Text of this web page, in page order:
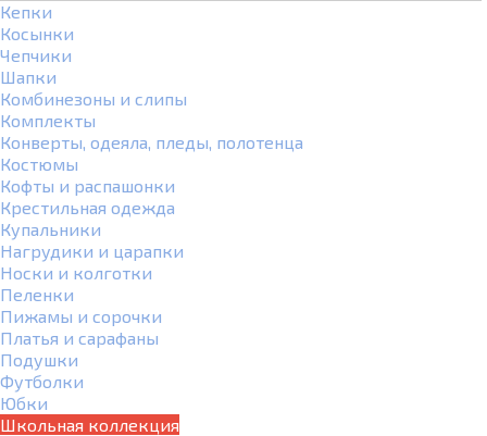
Кепки
Косынки
Чепчики
Шапки
Комбинезоны и слипы
Комплекты
Конверты, одеяла, пледы, полотенца
Костюмы
Кофты и распашонки
Крестильная одежда
Купальники
Нагрудики и царапки
Носки и колготки
Пеленки
Пижамы и сорочки
Платья и сарафаны
Подушки
Футболки
Юбки
Школьная коллекция